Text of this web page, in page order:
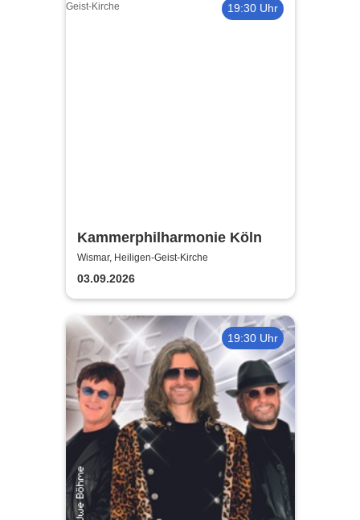
19:30 Uhr
Kammerphilharmonie Köln
Wismar, Heiligen-Geist-Kirche
03.09.2026
19:30 Uhr